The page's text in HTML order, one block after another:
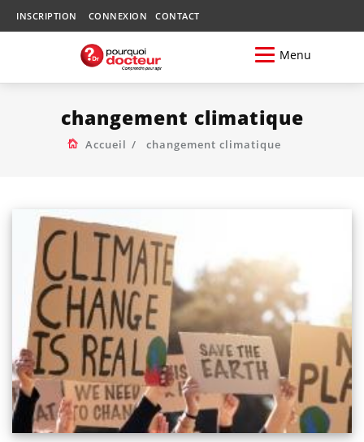
INSCRIPTION CONNEXION CONTACT
Menu
changement climatique
Accueil changement climatique